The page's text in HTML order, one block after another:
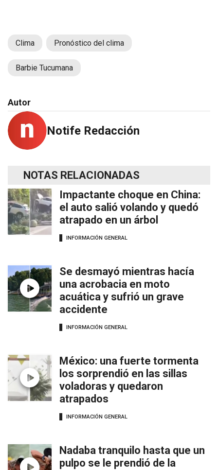
Clima Pronóstico del clima
Barbie Tucumana
Autor
Notife Redacción
NOTAS RELACIONADAS
Impactante choque en China:
el auto salió volando y quedó
atrapado en un árbol
INFORMACIÓN GENERAL
Se desmayó mientras hacía
una acrobacia en moto
acuática y sufrió un grave
accidente
INFORMACIÓN GENERAL
México: una fuerte tormenta
los sorprendió en las sillas
voladoras y quedaron
atrapados
INFORMACIÓN GENERAL
Nadaba tranquilo hasta que un
pulpo se le prendió de la